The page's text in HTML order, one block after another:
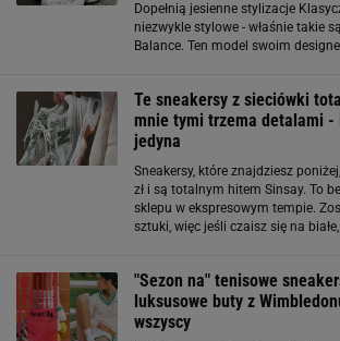
Dopełnią jesienne stylizacje
niezwykle stylowe - właśnie takie
Balance. Ten model swoim
przody
Te sneakersy z sieciówki
mnie tymi trzema detalami -
jedyna
Sneakersy, które znajdziesz
zł i są totalnym hitem Sinsay. To
sklepu w ekspresowym tempie.
sztuki, więc jeśli czaisz się na
"Sezon na" tenisowe
luksusowe buty z
wszyscy